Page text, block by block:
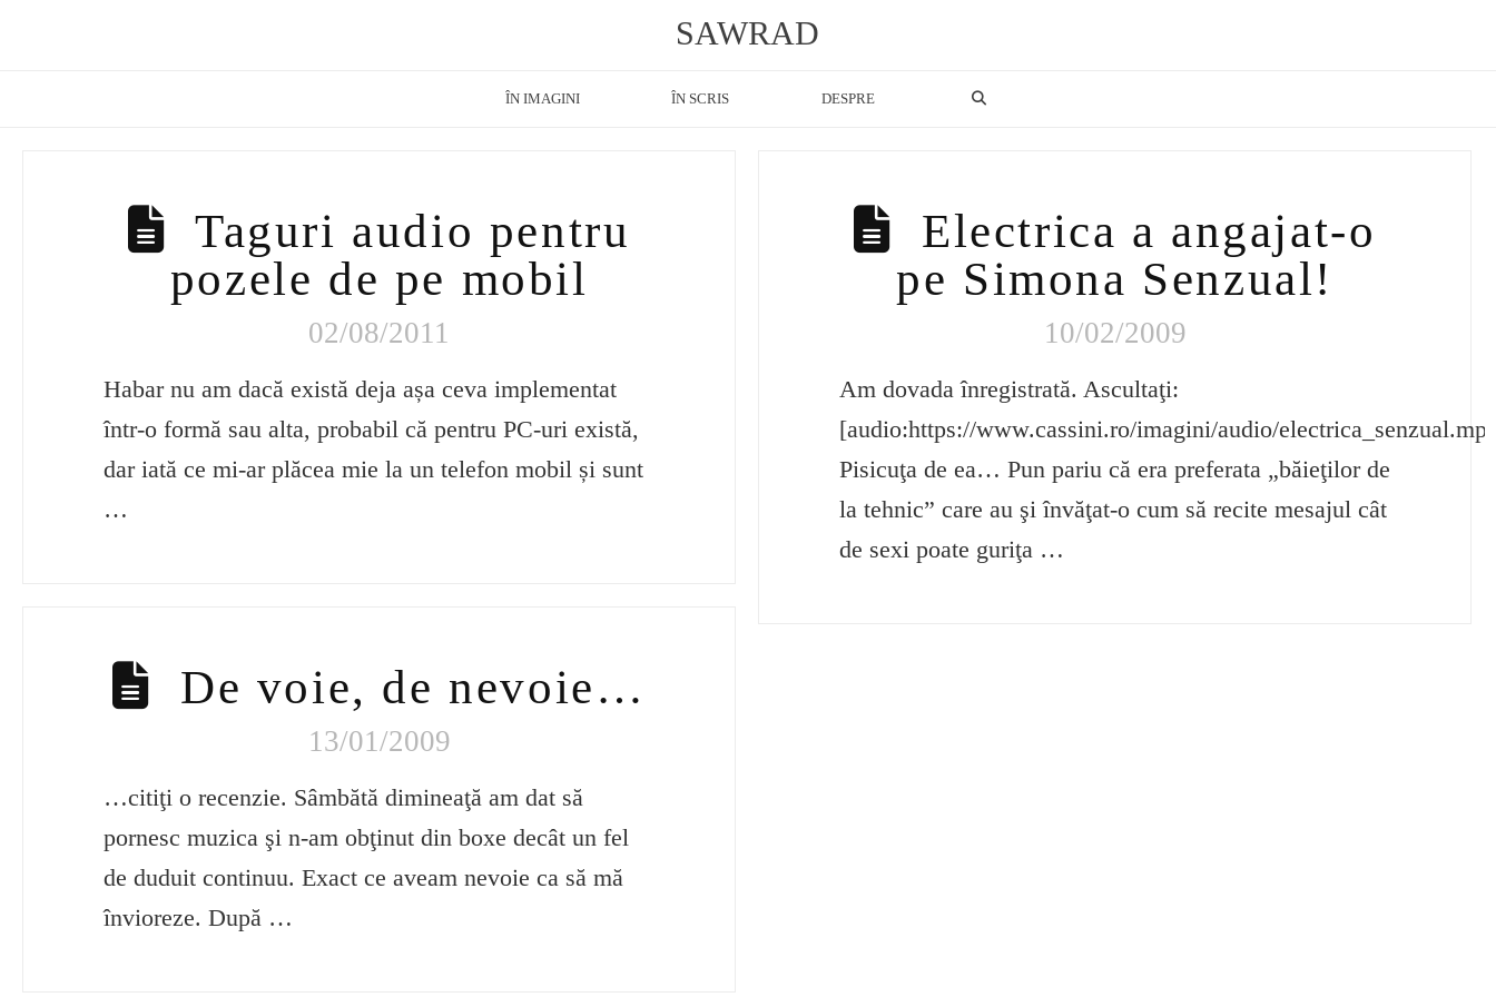
SAWRAD
ÎN IMAGINI ÎN SCRIS DESPRE
Taguri audio pentru
pozele de pe mobil
02/08/2011
Habar nu am dacă există deja așa ceva implementat
într-o formă sau alta, probabil că pentru PC-uri există,
dar iată ce mi-ar plăcea mie la un telefon mobil și sunt
…
Electrica a angajat-o
pe Simona Senzual!
10/02/2009
Am dovada înregistrată. Ascultaţi:
[audio:https://www.cassini.ro/imagini/audio/
Pisicuţa de ea… Pun pariu că era preferata „băieţilor de
la tehnic” care au şi învăţat-o cum să recite mesajul cât
de sexi poate guriţa …
De voie, de nevoie…
13/01/2009
…citiţi o recenzie. Sâmbătă dimineaţă am dat să
pornesc muzica şi n-am obţinut din boxe decât un fel
de duduit continuu. Exact ce aveam nevoie ca să mă
învioreze. După …